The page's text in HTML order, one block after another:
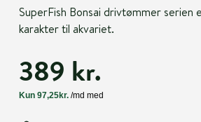
SuperFish Bonsai drivtømmer
karakter til akvariet.
389 kr.